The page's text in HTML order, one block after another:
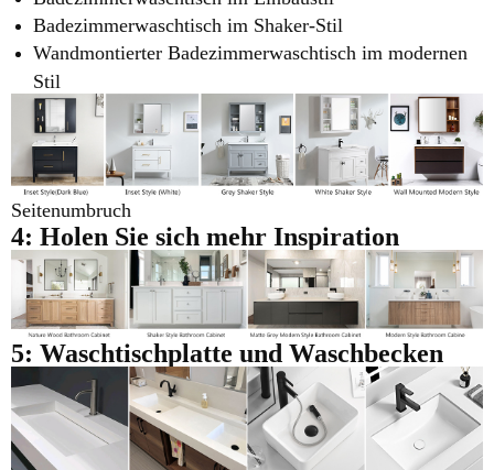
Badezimmerwaschtisch im Shaker-Stil
Wandmontierter Badezimmerwaschtisch im modernen
Stil
Seitenumbruch
4: Holen Sie sich mehr Inspiration
5: Waschtischplatte und Waschbecken